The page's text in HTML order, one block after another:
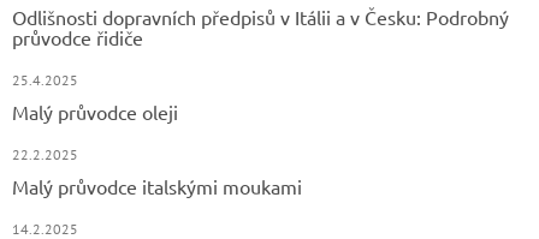
Odlišnosti dopravních předpisů v Itálii a v Česku: Podrobný
průvodce řidiče
25.4.2025
Malý průvodce oleji
22.2.2025
Malý průvodce italskými moukami
14.2.2025